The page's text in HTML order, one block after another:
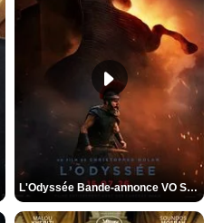
L'Odyssée Bande-annonce VO STFR